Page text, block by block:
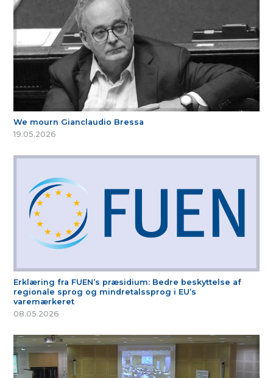
We mourn Gianclaudio Bressa
19.05.2026
Erklæring fra FUEN’s præsidium: Bedre beskyttelse af
regionale sprog og mindretalssprog i EU’s
varemærkeret
08.05.2026